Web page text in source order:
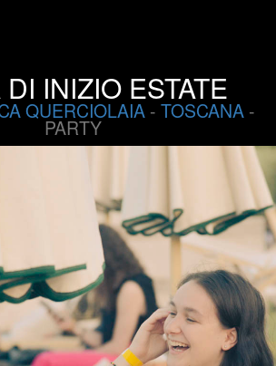
DI INIZIO ESTATE
QUERCIOLAIA- TOSCANA-
PARTY